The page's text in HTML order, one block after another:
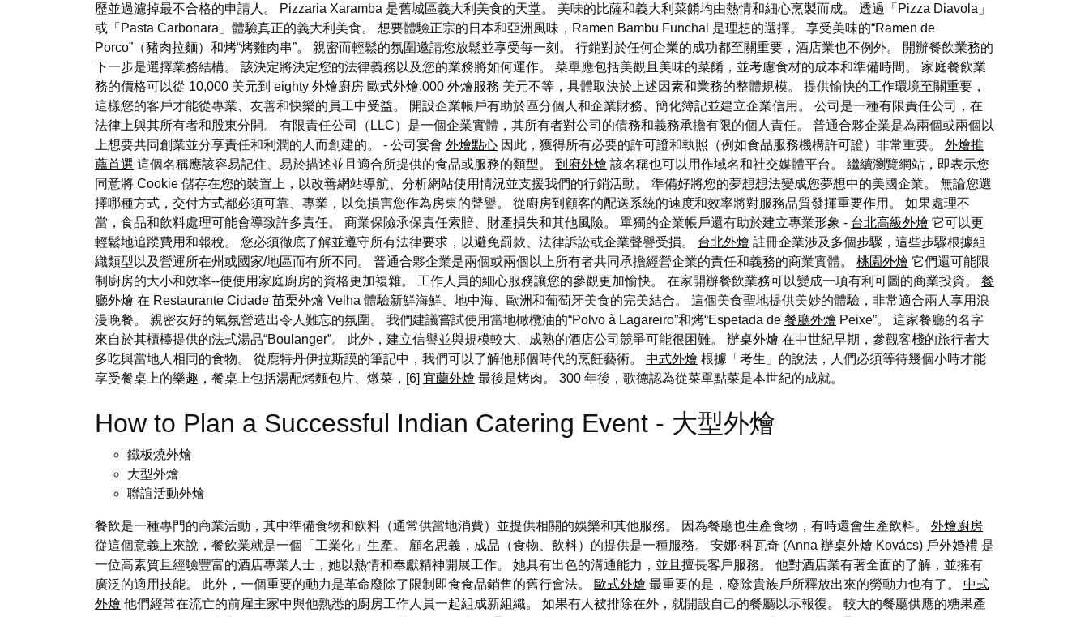
歷並過濾掉最不合格的申請人。 Pizzaria Xaramba 是舊城區義大利美食的天堂。 美味的比薩和義大利菜餚均由熱情和細心烹製而成。 透過「Pizza Diavola」
或「Pasta Carbonara」體驗真正的義大利美食。 想要體驗正宗的日本和亞洲風味，Ramen Bambu Funchal 是理想的選擇。 享受美味的“Ramen de
Porco”（豬肉拉麵）和烤“烤雞肉串”。 親密而輕鬆的氛圍邀請您放鬆並享受每一刻。 行銷對於任何企業的成功都至關重要，酒店業也不例外。 開辦餐飲業務的
下一步是選擇業務結構。 該決定將決定您的法律義務以及您的業務將如何運作。 菜單應包括美觀且美味的菜餚，並考慮食材的成本和準備時間。 家庭餐飲業
務的價格可以從 10,000 美元到 eighty 外燴廚房 歐式外燴,000 外燴服務 美元不等，具體取決於上述因素和業務的整體規模。 提供愉快的工作環境至關重要，
這樣您的客戶才能從專業、友善和快樂的員工中受益。 開設企業帳戶有助於區分個人和企業財務、簡化簿記並建立企業信用。 公司是一種有限責任公司，在
法律上與其所有者和股東分開。 有限責任公司（LLC）是一個企業實體，其所有者對公司的債務和義務承擔有限的個人責任。 普通合夥企業是為兩個或兩個以
上想要共同創業並分享責任和利潤的人而創建的。 - 公司宴會 外燴點心 因此，獲得所有必要的許可證和執照（例如食品服務機構許可證）非常重要。 外燴推
薦首選 這個名稱應該容易記住、易於描述並且適合所提供的食品或服務的類型。 到府外燴 該名稱也可以用作域名和社交媒體平台。 繼續瀏覽網站，即表示您
同意將 Cookie 儲存在您的裝置上，以改善網站導航、分析網站使用情況並支援我們的行銷活動。 準備好將您的夢想想法變成您夢想中的美國企業。 無論您選
擇哪種方式，交付方式都必須可靠、專業，以免損害您作為房東的聲譽。 從廚房到顧客的配送系統的速度和效率將對服務品質發揮重要作用。 如果處理不
當，食品和飲料處理可能會導致許多責任。 商業保險承保責任索賠、財產損失和其他風險。 單獨的企業帳戶還有助於建立專業形象 - 台北高級外燴 它可以更
輕鬆地追蹤費用和報稅。 您必須徹底了解並遵守所有法律要求，以避免罰款、法律訴訟或企業聲譽受損。 台北外燴 註冊企業涉及多個步驟，這些步驟根據組
織類型以及營運所在州或國家/地區而有所不同。 普通合夥企業是兩個或兩個以上所有者共同承擔經營企業的責任和義務的商業實體。 桃園外燴 它們還可能限
制廚房的大小和效率--使使用家庭廚房的資格更加複雜。 工作人員的細心服務讓您的參觀更加愉快。 在家開辦餐飲業務可以變成一項有利可圖的商業投資。 餐
廳外燴 在 Restaurante Cidade 苗栗外燴 Velha 體驗新鮮海鮮、地中海、歐洲和葡萄牙美食的完美結合。 這個美食聖地提供美妙的體驗，非常適合兩人享用浪
漫晚餐。 親密友好的氣氛營造出令人難忘的氛圍。 我們建議嘗試使用當地橄欖油的“Polvo à Lagareiro”和烤“Espetada de 餐廳外燴 Peixe”。 這家餐廳的名字
來自於其櫃檯提供的法式湯品“Boulanger”。 此外，建立信譽並與規模較大、成熟的酒店公司競爭可能很困難。 辦桌外燴 在中世紀早期，參觀客棧的旅行者大
多吃與當地人相同的食物。 從鹿特丹伊拉斯謨的筆記中，我們可以了解他那個時代的烹飪藝術。 中式外燴 根據「考生」的說法，人們必須等待幾個小時才能
享受餐桌上的樂趣，餐桌上包括湯配烤麵包片、燉菜，[6] 宜蘭外燴 最後是烤肉。 300 年後，歌德認為從菜單點菜是本世紀的成就。
How to Plan a Successful Indian Catering Event - 大型外燴
鐵板燒外燴
大型外燴
聯誼活動外燴
餐飲是一種專門的商業活動，其中準備食物和飲料（通常供當地消費）並提供相關的娛樂和其他服務。 因為餐廳也生產食物，有時還會生產飲料。 外燴廚房
從這個意義上來說，餐飲業就是一個「工業化」生產。 顧名思義，成品（食物、飲料）的提供是一種服務。 安娜·科瓦奇 (Anna 辦桌外燴 Kovács) 戶外婚禮 是
一位高素質且經驗豐富的酒店專業人士，她以熱情和奉獻精神開展工作。 她具有出色的溝通能力，並且擅長客戶服務。 他對酒店業有著全面的了解，並擁有
廣泛的適用技能。 此外，一個重要的動力是革命廢除了限制即食食品銷售的舊行會法。
歐式外燴 最重要的是，廢除貴族戶所釋放出來的勞動力也有了。 中式
外燴 他們經常在流亡的前雇主家中與他熟悉的廚房工作人員一起組成新組織。 如果有人被排除在外，就開設自己的餐廳以示報復。 較大的餐廳供應的糖果產